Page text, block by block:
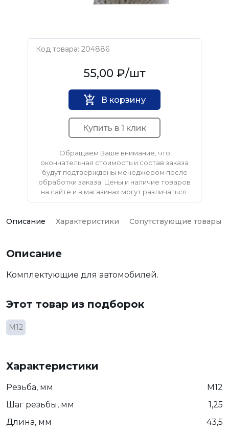
Код товара: 204886
Нет бренда55,00 ₽/шт
В корзину
Купить в 1 клик
Обращаем Ваше внимание, что
окончательная стоимость и состав заказа
будут подтверждены менеджером после
обработки заказа. Цены и наличие товаров
на сайте и в магазинах могут различаться.
Описание Характеристики Сопутствующие товары
Описание
Комплектующие для автомобилей.
Этот товар из подборок
М12
Характеристики
Резьба, мм
М12
Шаг резьбы, мм
1,25
Длина, мм
43,5